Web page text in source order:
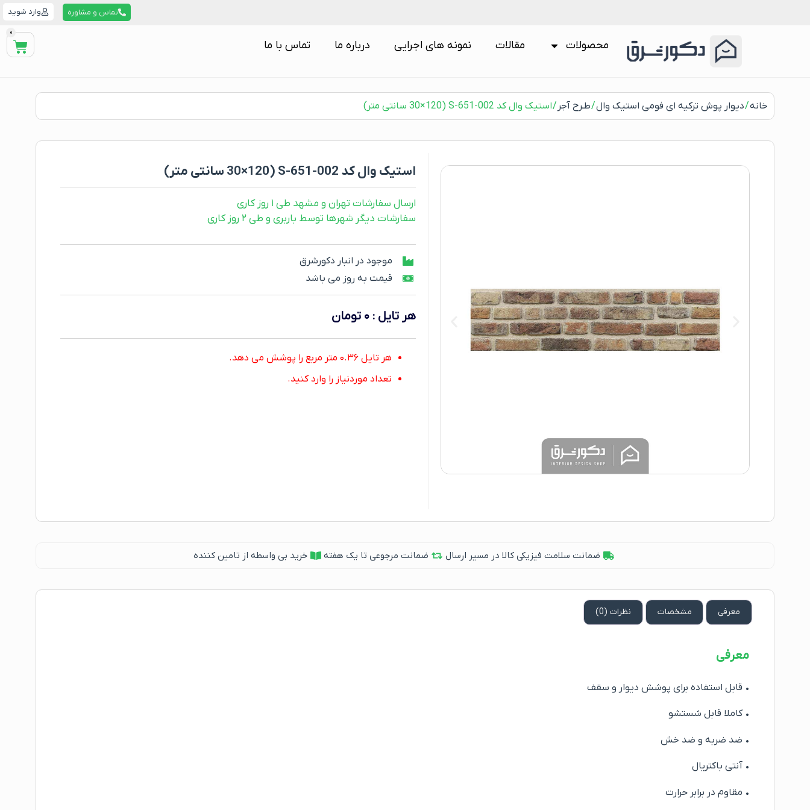
تماس و مشاوره وارد شوید
محصولات مقالات نمونه های اجرایی درباره ما تماس با ما
0
خانه/دیوار پوش ترکیه ای فومی استیک وال/طـرح آجر / استیک وال کد S-651-002 (30×120 سانتی متر)
استیک وال کد S-651-002 (30×120 سانتی متر)
ارسال سفارشات تهران و مشهد طی ۱ روز کاری
سفارشات دیگر شهرها توسط باربری و طی ۲ روز کاری
موجود در انبار دکورشرق
قیمت به روز می باشد
هر تایل : ۰ تومان
هر تایل ۰.۳۶ متر مربع را پوشش می دهد.
تعداد موردنیاز را وارد کنید.
ضمانت سلامت فیزیکی کالا در مسیر ارسال ضمانت مرجوعی تا یک هفته خرید بی واسطه از تامین کننده
معرفی مشخصات نظرات (0)
معرفی
• قابل استفاده برای پوشش دیوار و سقف
• کاملا قابل شستشو
• ضد ضربه و ضد خش
• آنتی باکتریال
• مقاوم در برابر حرارت